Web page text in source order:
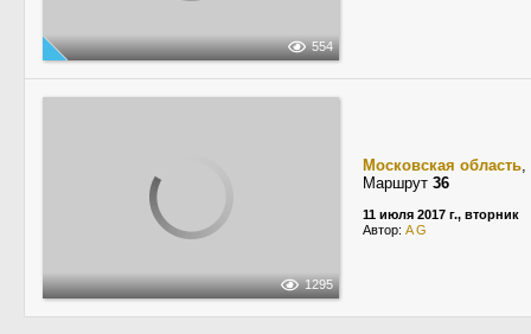
554
1295
Московская область,
Маршрут 36
11 июля 2017 г., вторник
Автор: A G